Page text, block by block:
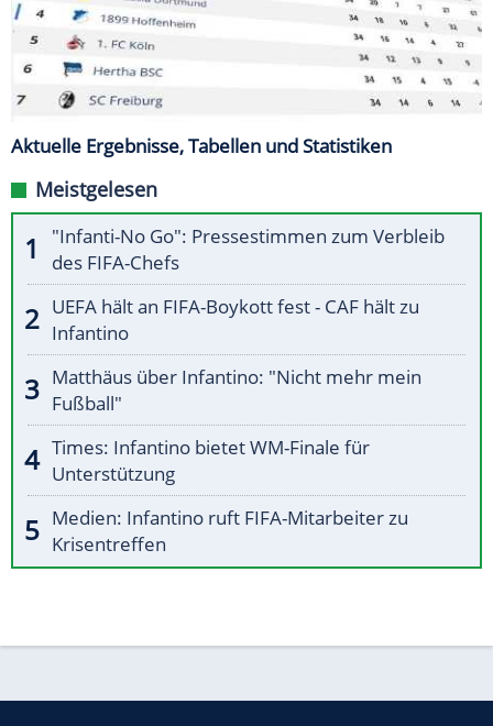
Aktuelle Ergebnisse, Tabellen und Statistiken
Meistgelesen
"Infanti-No Go": Pressestimmen zum Verbleib
des FIFA-Chefs
UEFA hält an FIFA-Boykott fest - CAF hält zu
Infantino
Matthäus über Infantino: "Nicht mehr mein
Fußball"
Times: Infantino bietet WM-Finale für
Unterstützung
Medien: Infantino ruft FIFA-Mitarbeiter zu
Krisentreffen